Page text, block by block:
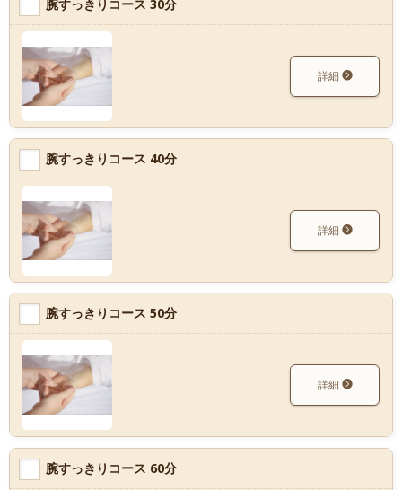
腕すっきりコース 30分
詳細
腕すっきりコース 40分
詳細
腕すっきりコース 50分
詳細
腕すっきりコース 60分